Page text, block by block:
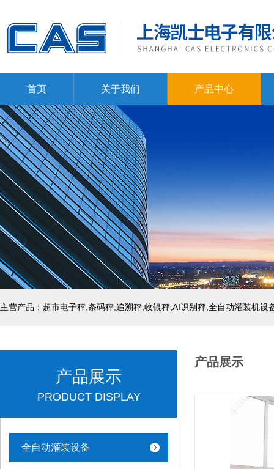
首页 关于我们 产品中心
主营产品：超市电子秤,条码秤,追溯秤,收银秤,AI识别秤,全自动灌装机设
产品展示
PRODUCT DISPLAY
全自动灌装设备
产品展示